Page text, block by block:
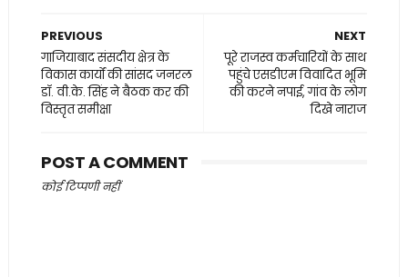
NEXT
पूरे राजस्व कर्मचारियों के साथ
पहुंचे एसडीएम विवादित भूमि
की करने नपाई, गांव के लोग
दिखे नाराज
PREVIOUS
गाजियाबाद संसदीय क्षेत्र के
विकास कार्यों की सांसद जनरल
डॉ. वी.के. सिंह ने बैठक कर की
विस्तृत समीक्षा
POST A COMMENT
कोई टिप्पणी नहीं